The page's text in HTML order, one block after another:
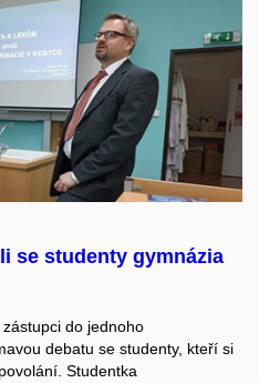
se studenty gymnázia
do jednoho
debatu se studenty, kteří si
Studentka